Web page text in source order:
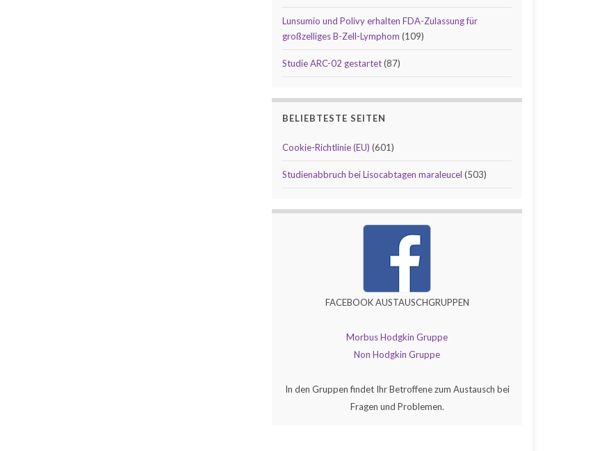
Lunsumio und Polivy erhalten FDA-Zulassung für
großzelliges B-Zell-Lymphom (109)
Studie ARC-02 gestartet(87)
BELIEBTESTE SEITEN
Cookie-Richtlinie (EU) (601)
Studienabbruch bei Lisocabtagen maraleucel (503)
FACEBOOK AUSTAUSCHGRUPPEN
Morbus Hodgkin Gruppe
Non Hodgkin Gruppe
In den Gruppen findet Ihr Betroffene zum Austausch bei
Fragen und Problemen.